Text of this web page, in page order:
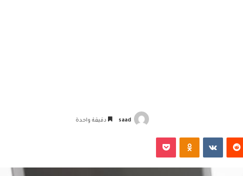
saad دقيقة واحدة